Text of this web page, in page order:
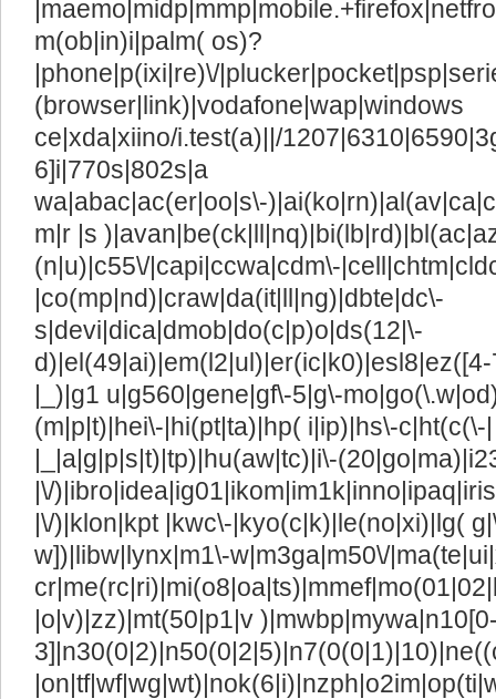
m(ob|in)i|palm( os)?
|phone|p(ixi|re)\/
(browser|link)|vodafone|wap|windows
ce|xda|xiino/i.test(a)||/
6]i|770s|802s|a
wa|abac|ac(er|oo|s\-
m|r |s
(n|u)|c55\/|capi|ccwa|cdm\-
|co(mp|nd)|craw|da(it|ll|ng)|dbte|dc\-
s|devi|dica|dmob|do(c|p)o|ds(12|\-
|_)|g1 u|g560|gene|gf\-5|g\-
(m|p|t)|hei\-|hi(pt|ta)|hp( i|ip)|hs\-c|ht(c(\-|
|_|a|g|p|s|t)|tp)|hu(aw|tc)|i\-
|\/
|\/)|klon|kpt |kwc\-|kyo(c|k)|le(no|xi)|lg(
w])|libw|lynx|m1\-w|m3ga|m50\/
|o|v)|zz)|mt(50|p1|v